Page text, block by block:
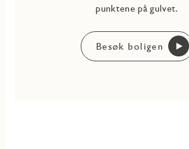
punktene på gulvet.
Besøk boligen